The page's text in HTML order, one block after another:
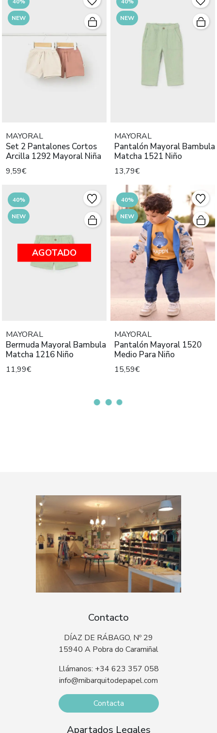
NEW
MAYORAL
Set 2 Pantalones Cortos
Arcilla 1292 Mayoral Niña
9,59€
NEW
MAYORAL
Pantalón Mayoral Bambula
Matcha 1521 Niño
13,79€
40%
NEW
AGOTADO
MAYORAL
Bermuda Mayoral Bambula
Matcha 1216 Niño
11,99€
40%
NEW
MAYORAL
Pantalón Mayoral 1520
Medio Para Niño
15,59€
Contacto
DÍAZ DE RÁBAGO, Nº 29
15940 A Pobra do Caramiñal
Llámanos: +34 623 357 058
info@mibarquitodepapel.com
Contacta
Apartados Legales